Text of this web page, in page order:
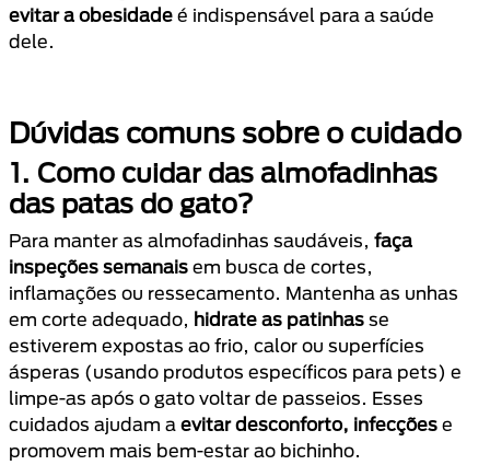
evitar a obesidade é indispensável para a saúde
dele.
Dúvidas comuns sobre o cuidado
1. Como cuidar das almofadinhas
das patas do gato?
Para manter as almofadinhas saudáveis, faça
inspeções semanais em busca de cortes,
inflamações ou ressecamento. Mantenha as unhas
em corte adequado, hidrate as patinhas se
estiverem expostas ao frio, calor ou superfícies
ásperas (usando produtos específicos para pets) e
limpe-as após o gato voltar de passeios. Esses
cuidados ajudam a evitar desconforto, infecções e
promovem mais bem-estar ao bichinho.